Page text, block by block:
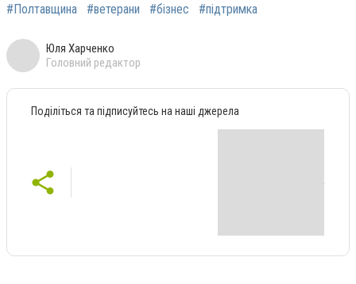
#Полтавщина #ветерани #бізнес #підтримка
Юля Харченко
Головний редактор
Поділіться та підписуйтесь на наші джерела